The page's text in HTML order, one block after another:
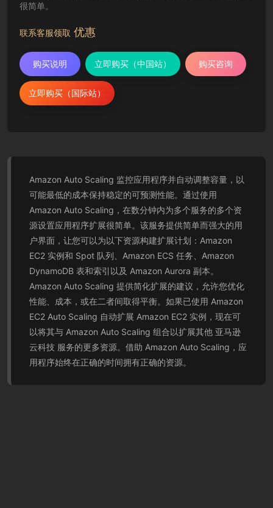
很简单。
联系客服领取 优惠
购买说明 立即购买（中国站） 购买咨询
立即购买（国际站）
Amazon Auto Scaling 监控应用程序并自动调整容量，以
可能最低的成本保持稳定的可预测性能。通过使用
Amazon Auto Scaling，在数分钟内为多个服务的多个资
源设置应用程序扩展很简单。该服务提供简单而强大的用
户界面，让您可以为以下资源构建扩展计划：Amazon
EC2 实例和 Spot 队列、Amazon ECS 任务、Amazon
DynamoDB 表和索引以及 Amazon Aurora 副本。
Amazon Auto Scaling 提供简化扩展的建议，允许您优化
性能、成本，或在二者间取得平衡。如果已使用 Amazon
EC2 Auto Scaling 自动扩展 Amazon EC2 实例，现在可
以将其与 Amazon Auto Scaling 组合以扩展其他 亚马逊
云科技 服务的更多资源。借助 Amazon Auto Scaling，应
用程序始终在正确的时间拥有正确的资源。